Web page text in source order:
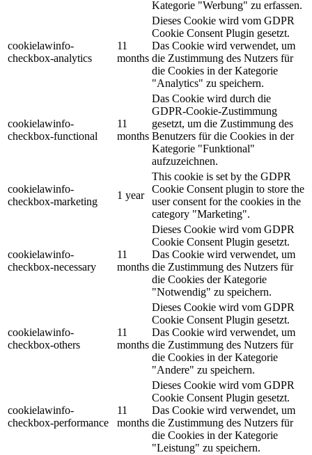
Kategorie "Werbung" zu erfassen.
cookielawinfo-
checkbox-analytics
11
months
Dieses Cookie wird vom GDPR
Cookie Consent Plugin gesetzt.
Das Cookie wird verwendet, um
die Zustimmung des Nutzers für
die Cookies in der Kategorie
"Analytics" zu speichern.
cookielawinfo-
checkbox-functional
11
months
Das Cookie wird durch die
GDPR-Cookie-Zustimmung
gesetzt, um die Zustimmung des
Benutzers für die Cookies in der
Kategorie "Funktional"
aufzuzeichnen.
cookielawinfo-
checkbox-marketing
1 year
This cookie is set by the GDPR
Cookie Consent plugin to store the
user consent for the cookies in the
category "Marketing".
cookielawinfo-
checkbox-necessary
11
months
Dieses Cookie wird vom GDPR
Cookie Consent Plugin gesetzt.
Das Cookie wird verwendet, um
die Zustimmung des Nutzers für
die Cookies der Kategorie
"Notwendig" zu speichern.
cookielawinfo-
checkbox-others
11
months
Dieses Cookie wird vom GDPR
Cookie Consent Plugin gesetzt.
Das Cookie wird verwendet, um
die Zustimmung des Nutzers für
die Cookies in der Kategorie
"Andere" zu speichern.
cookielawinfo-
checkbox-performance
11
months
Dieses Cookie wird vom GDPR
Cookie Consent Plugin gesetzt.
Das Cookie wird verwendet, um
die Zustimmung des Nutzers für
die Cookies in der Kategorie
"Leistung" zu speichern.